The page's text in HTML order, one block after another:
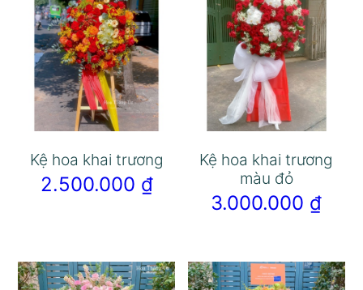
Kệ hoa khai trương
2.500.000 ₫
Kệ hoa khai trương
màu đỏ
3.000.000 ₫